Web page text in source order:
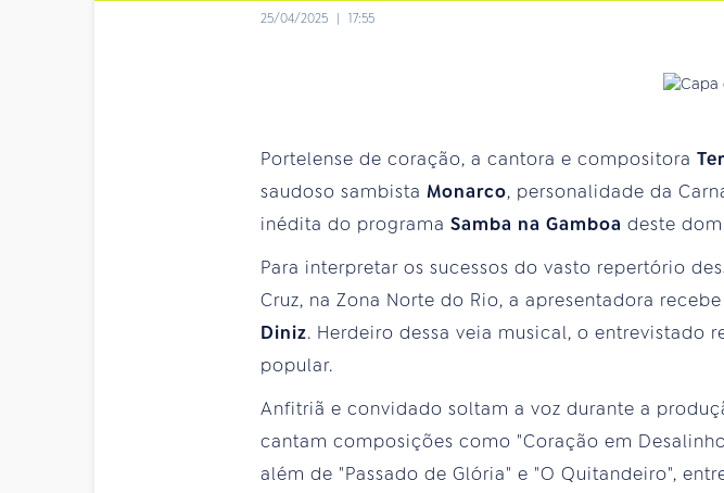
25/04/2025 | 17:55
Portelense de coração, a cantora e compositora
saudoso sambista Monarco, personalidade da
inédita do programa Samba na Gamboa deste
Para interpretar os sucessos do vasto repertório
Cruz, na Zona Norte do Rio, a apresentadora
Diniz. Herdeiro dessa veia musical, o entrevistado
popular.
Anfitriã e convidado soltam a voz durante a
cantam composições como "Coração em
além de "Passado de Glória" e "O Quitandeiro",